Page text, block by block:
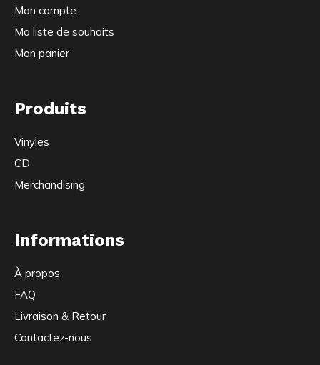
Mon compte
Ma liste de souhaits
Mon panier
Produits
Vinyles
CD
Merchandising
Informations
À propos
FAQ
Livraison & Retour
Contactez-nous